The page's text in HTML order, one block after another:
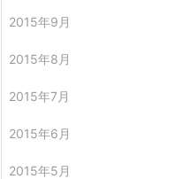
2015年9月
2015年8月
2015年7月
2015年6月
2015年5月